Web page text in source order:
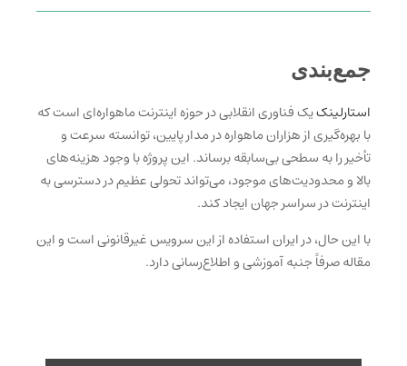
جمع‌بندی
استارلینکیک فناوری انقلابی در حوزه اینترنت ماهواره‌ای است که
با بهره‌گیری از هزاران ماهواره در مدار پایین، توانسته سرعت و
تأخیر را به سطحی بی‌سابقه برساند. این پروژه با وجود هزینه‌های
بالا و محدودیت‌های موجود، می‌تواند تحولی عظیم در دسترسی به
اینترنت در سراسر جهان ایجاد کند.
با این حال، در ایران استفاده از این سرویس غیرقانونی است و این
مقاله صرفاً جنبه آموزشی و اطلاع‌رسانی دارد.